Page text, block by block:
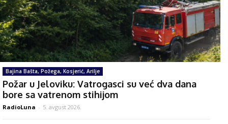
Bajina Bašta, Požega, Kosjerić, Arilje
Požar u Jeloviku: Vatrogasci su već dva dana
bore sa vatrenom stihijom
RadioLuna - 5. avgust 2026.